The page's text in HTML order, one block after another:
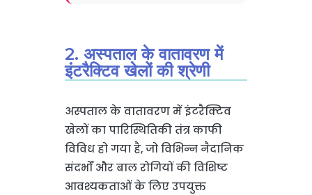
2. अस्पताल के वातावरण में
इंटरैक्टिव खेलों की श्रेणी
अस्पताल के वातावरण में इंटरैक्टिव
खेलों का पारिस्थितिकी तंत्र काफी
विविध हो गया है, जो विभिन्न नैदानिक
संदर्भों और बाल रोगियों की विशिष्ट
आवश्यकताओं के लिए उपयुक्त